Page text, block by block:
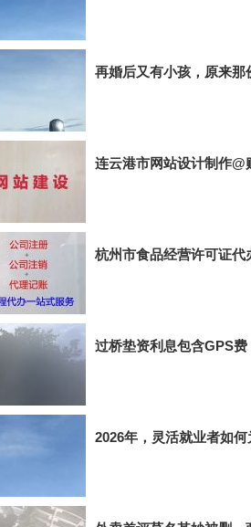
再婚后又有小孩，原来
连云港市网站设计制作
杭州市食品经营许可证
过桥垫资利息包含GPS
2026年，灵活就业者如